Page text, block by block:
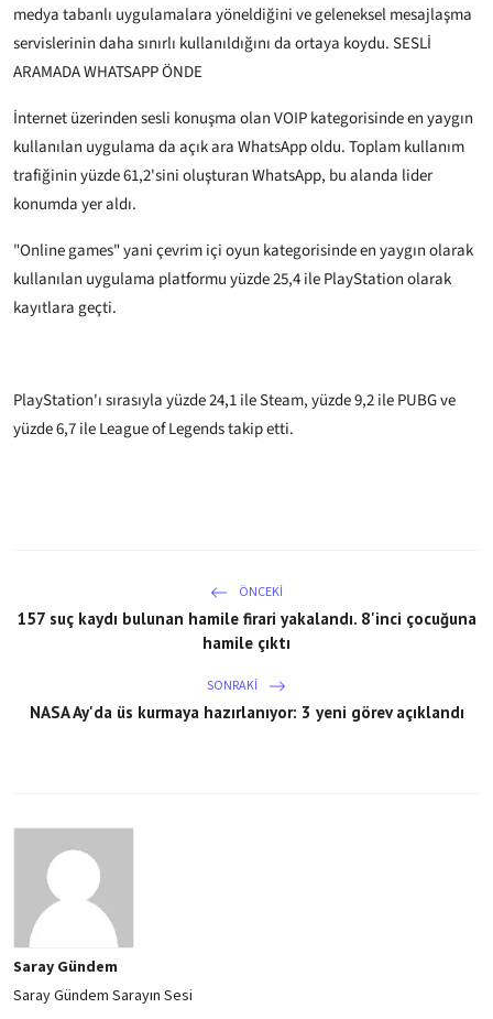
medya tabanlı uygulamalara yöneldiğini ve geleneksel mesajlaşma
servislerinin daha sınırlı kullanıldığını da ortaya koydu.SESLİ
ARAMADA WHATSAPP ÖNDE
İnternet üzerinden sesli konuşma olan VOIP kategorisinde en yaygın
kullanılan uygulama da açık ara WhatsApp oldu. Toplam kullanım
trafiğinin yüzde 61,2'sini oluşturan WhatsApp, bu alanda lider
konumda yer aldı.
"Online games" yani çevrim içi oyun kategorisinde en yaygın olarak
kullanılan uygulama platformu yüzde 25,4 ile PlayStation olarak
kayıtlara geçti.
PlayStation'ı sırasıyla yüzde 24,1 ile Steam, yüzde 9,2 ile PUBG ve
yüzde 6,7 ile League of Legends takip etti.
ÖNCEKI
157 suç kaydı bulunan hamile firari yakalandı. 8'inci çocuğuna
hamile çıktı
SONRAKI
NASA Ay'da üs kurmaya hazırlanıyor: 3 yeni görev açıklandı
Saray Gündem
Saray Gündem Sarayın Sesi